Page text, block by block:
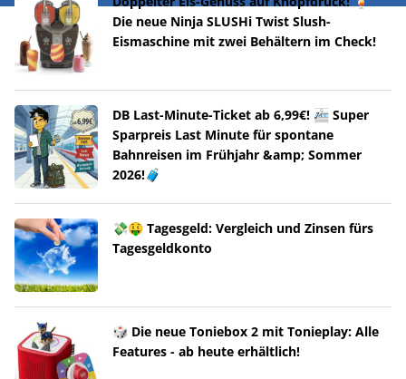
Die neue Ninja SLUSHi Twist Slush-
Eismaschine mit zwei Behältern im Check!
DB Last-Minute-Ticket ab 6,99€! 🚈 Super
Sparpreis Last Minute für spontane
Bahnreisen im Frühjahr &amp; Sommer
2026!🧳
💸🤑 Tagesgeld: Vergleich und Zinsen fürs
Tagesgeldkonto
🎲 Die neue Toniebox 2 mit Tonieplay: Alle
Features - ab heute erhältlich!